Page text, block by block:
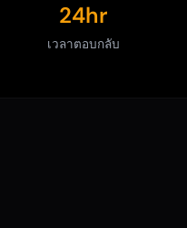
24hr
เวลาตอบกลับ